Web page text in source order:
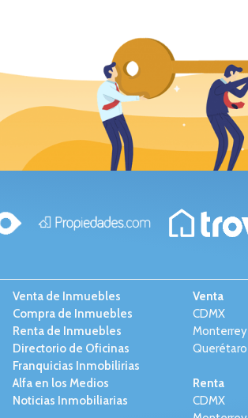
Venta de Inmuebles
Compra de Inmuebles
Renta de Inmuebles
Directorio de Oficinas
Franquicias Inmobilirias
Alfa en los Medios
Noticias Inmobiliarias
Venta
CDMX
Monterrey
Querétaro
Renta
CDMX